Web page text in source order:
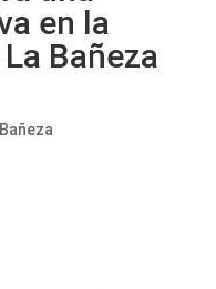
en la
Bañeza